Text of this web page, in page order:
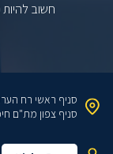
חשוב
סניף ראשי רח הערבה 1,
סניף צפון מת"ם